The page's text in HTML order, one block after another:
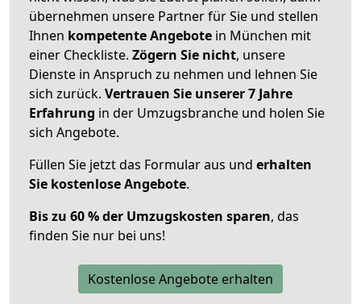
übernehmen unsere Partner für Sie und stellen
Ihnen kompetente Angebote in München mit
einer Checkliste. Zögern Sie nicht, unsere
Dienste in Anspruch zu nehmen und lehnen Sie
sich zurück. Vertrauen Sie unserer 7 Jahre
Erfahrung in der Umzugsbranche und holen Sie
sich Angebote.
Füllen Sie jetzt das Formular aus und erhalten
Sie kostenlose Angebote.
Bis zu 60 % der Umzugskosten sparen, das
finden Sie nur bei uns!
Kostenlose Angebote erhalten